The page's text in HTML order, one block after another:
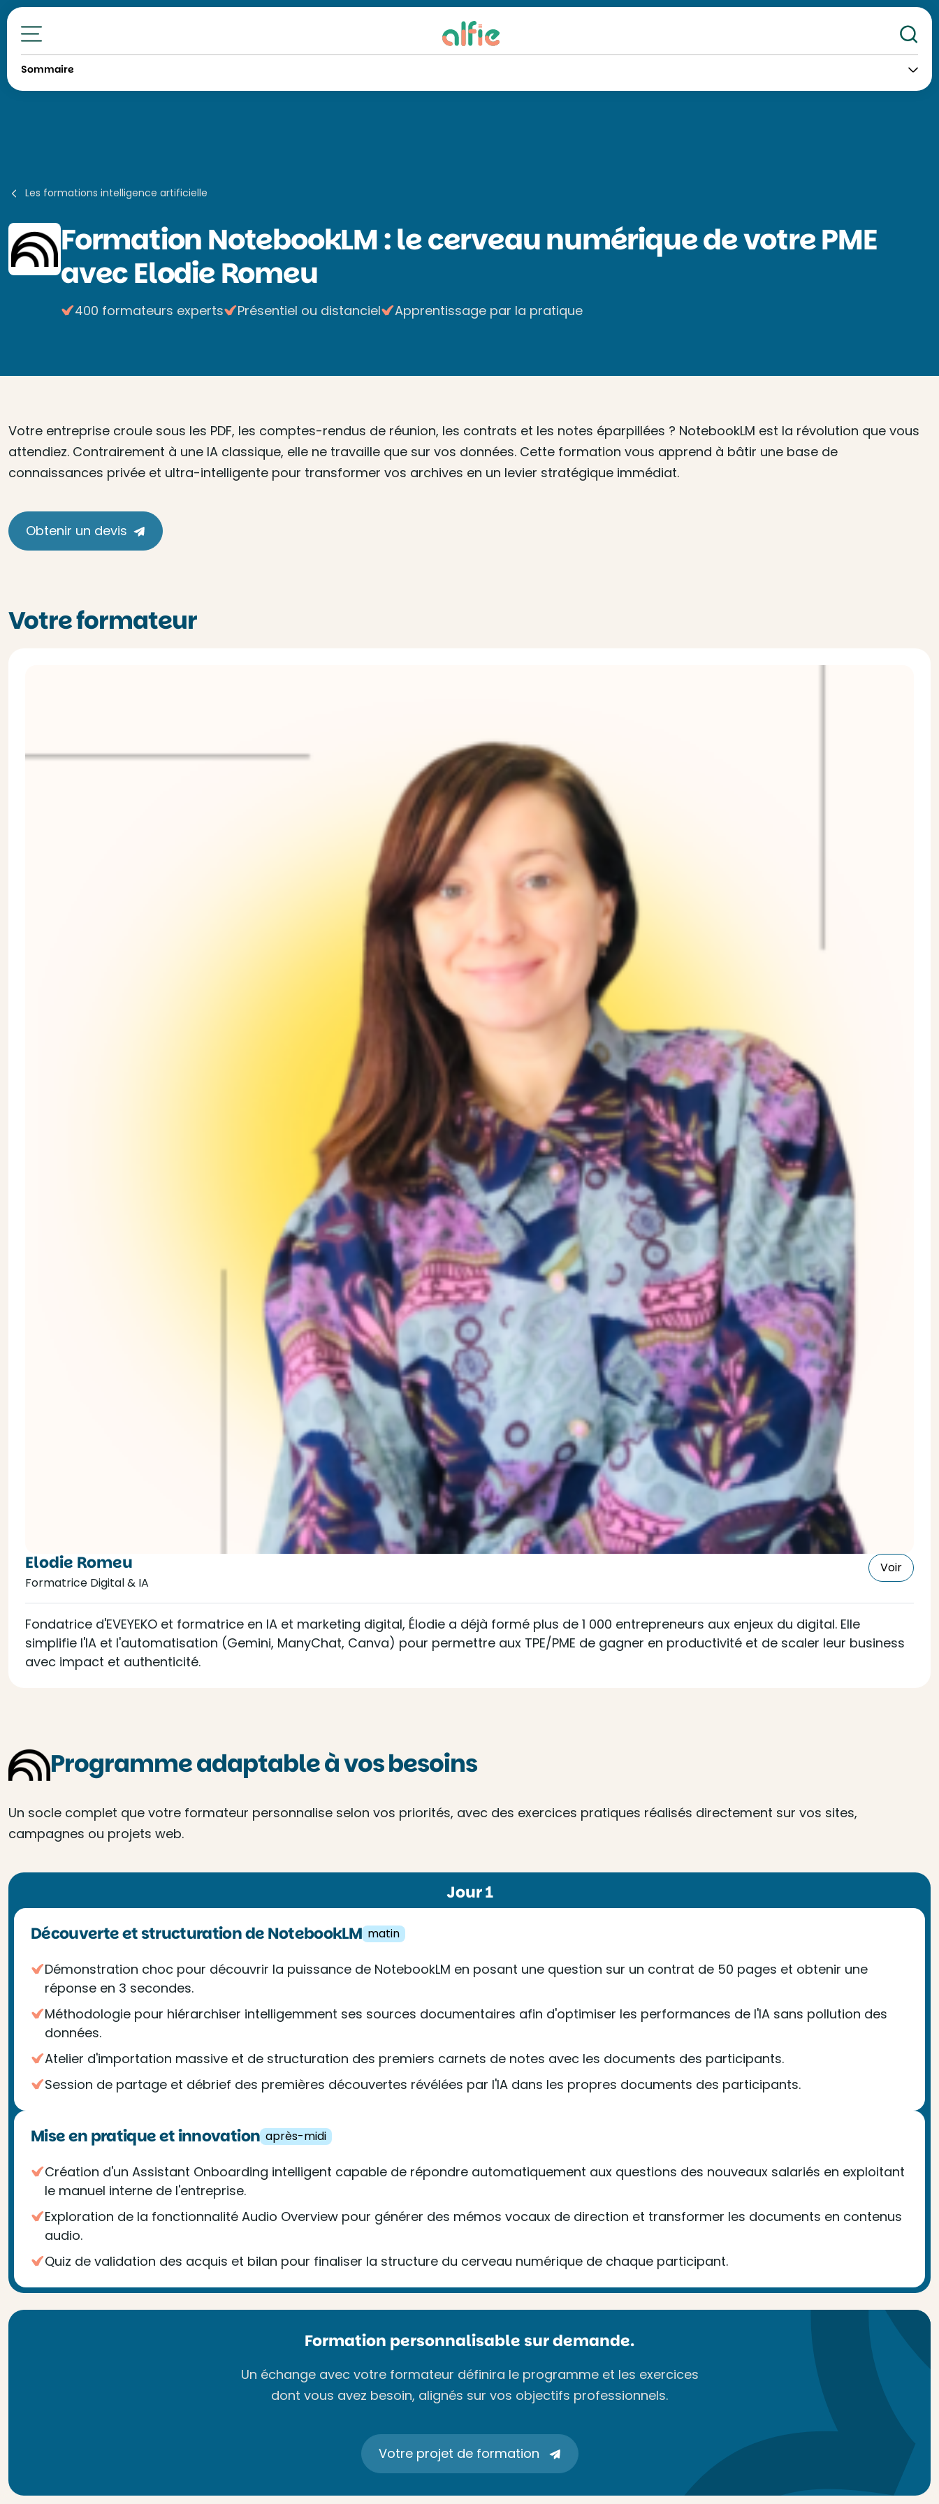
Toutes nos formations
Sommaire
Les formations intelligence artificielle
FormationNotebookLM : le cerveau numérique de votre PME
avec Elodie Romeu
400 formateurs experts Présentiel ou distanciel Apprentissage par la pratique
Votre entreprise croule sous les PDF, les comptes-rendus de réunion, les contrats et les notes éparpillées ? NotebookLM est la révolution que vous
attendiez. Contrairement à une IA classique, elle ne travaille que sur vos données. Cette formation vous apprend à bâtir une base de
connaissances privée et ultra-intelligente pour transformer vos archives en un levier stratégique immédiat.
Obtenir un devis
Votre formateur
Elodie Romeu
Formatrice Digital & IA
Voir
Fondatrice d'EVEYEKO et formatrice en IA et marketing digital, Élodie a déjà formé plus de 1 000 entrepreneurs aux enjeux du digital. Elle
simplifie l'IA et l'automatisation (Gemini, ManyChat, Canva) pour permettre aux TPE/PME de gagner en productivité et de scaler leur business
avec impact et authenticité.
Programme adaptable à vos besoins
Un socle complet que votre formateur personnalise selon vos priorités, avec des exercices pratiques réalisés directement sur vos sites,
campagnes ou projets web.
Jour 1
Découverte et structuration de NotebookLM matin
Démonstration choc pour découvrir la puissance de NotebookLM en posant une question sur un contrat de 50 pages et obtenir une
réponse en 3 secondes.
Méthodologie pour hiérarchiser intelligemment ses sources documentaires afin d'optimiser les performances de l'IA sans pollution des
données.
Atelier d'importation massive et de structuration des premiers carnets de notes avec les documents des participants.
Session de partage et débrief des premières découvertes révélées par l'IA dans les propres documents des participants.
Mise en pratique et innovation après-midi
Création d'un Assistant Onboarding intelligent capable de répondre automatiquement aux questions des nouveaux salariés en exploitant
le manuel interne de l'entreprise.
Exploration de la fonctionnalité Audio Overview pour générer des mémos vocaux de direction et transformer les documents en contenus
audio.
Quiz de validation des acquis et bilan pour finaliser la structure du cerveau numérique de chaque participant.
Formation personnalisable sur demande.
Un échange avec votre formateur définira le programme et les exercices
dont vous avez besoin, alignés sur vos objectifs professionnels.
Votre projet de formation